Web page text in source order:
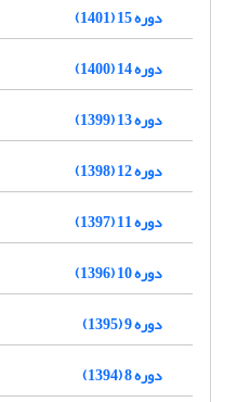
دوره 15 (1401)
دوره 14 (1400)
دوره 13 (1399)
دوره 12 (1398)
دوره 11 (1397)
دوره 10 (1396)
دوره 9 (1395)
دوره 8 (1394)